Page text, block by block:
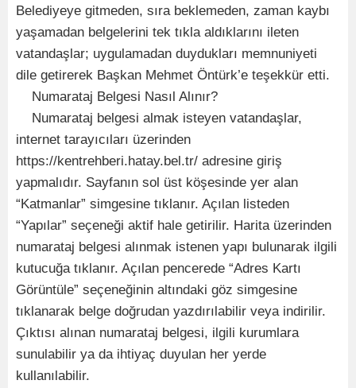
Belediyeye gitmeden, sıra beklemeden, zaman kaybı
yaşamadan belgelerini tek tıkla aldıklarını ileten
vatandaşlar; uygulamadan duydukları memnuniyeti
dile getirerek Başkan Mehmet Öntürk’e teşekkür etti.
Numarataj Belgesi Nasıl Alınır?
Numarataj belgesi almak isteyen vatandaşlar,
internet tarayıcıları üzerinden
https://kentrehberi.hatay.bel.tr/ adresine giriş
yapmalıdır. Sayfanın sol üst köşesinde yer alan
“Katmanlar” simgesine tıklanır. Açılan listeden
“Yapılar” seçeneği aktif hale getirilir. Harita üzerinden
numarataj belgesi alınmak istenen yapı bulunarak ilgili
kutucuğa tıklanır. Açılan pencerede “Adres Kartı
Görüntüle” seçeneğinin altındaki göz simgesine
tıklanarak belge doğrudan yazdırılabilir veya indirilir.
Çıktısı alınan numarataj belgesi, ilgili kurumlara
sunulabilir ya da ihtiyaç duyulan her yerde
kullanılabilir.